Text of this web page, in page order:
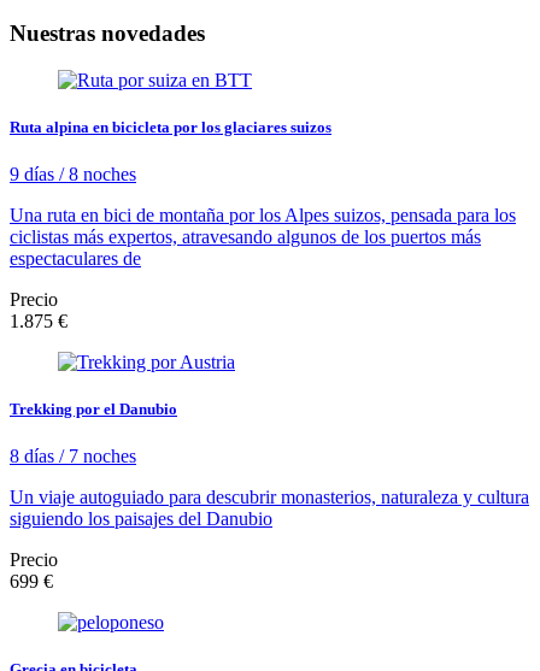
Nuestras novedades
Ruta alpina en bicicleta por los glaciares suizos
9 días / 8 noches
Una ruta en bici de montaña por los Alpes suizos, pensada para los
ciclistas más expertos, atravesando algunos de los puertos más
espectaculares de
Precio
1.875 €
Trekking por el Danubio
8 días / 7 noches
Un viaje autoguiado para descubrir monasterios, naturaleza y cultura
siguiendo los paisajes del Danubio
Precio
699 €